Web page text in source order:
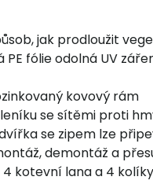
jak prodloužit
PE fólie odolná UV
kovový rám
se sítěmi proti
se zipem lze
demontáž a
4 kotevní lana a 4 kolíky